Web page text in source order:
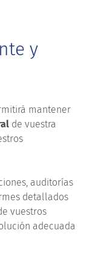
y
mantener
de vuestra
auditorías
detallados
vuestros
adecuada